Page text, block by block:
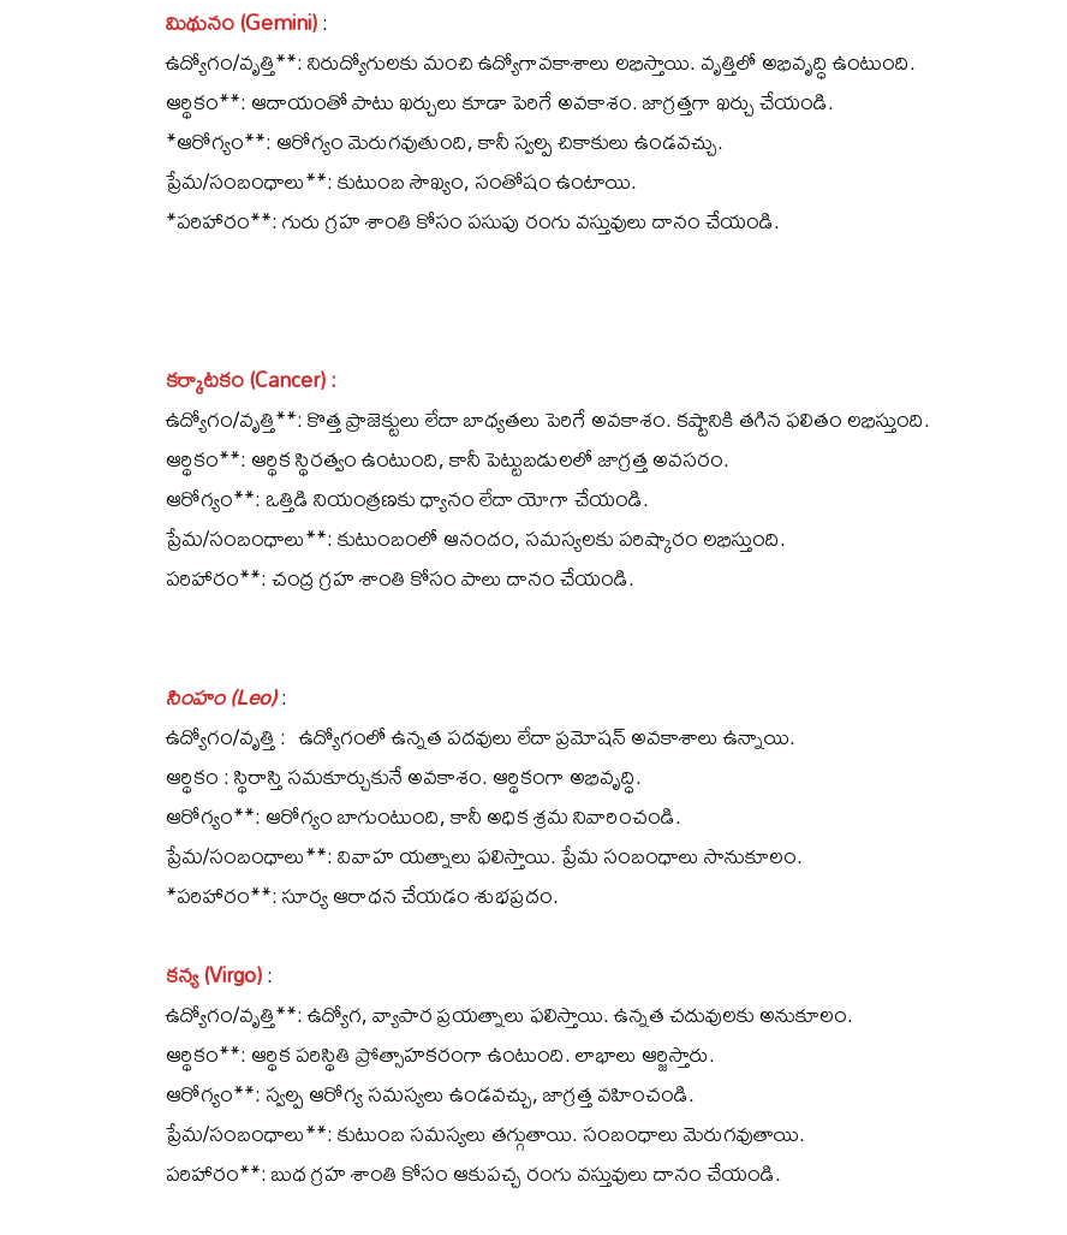
మిథునం (Gemini):
ఉద్యోగం/వృత్తి**: నిరుద్యోగులకు మంచి ఉద్యోగావకాశాలు లభిస్తాయి. వృత్తిలో అభివృద్ధి ఉంటుంది.
ఆర్థికం**: ఆదాయంతో పాటు ఖర్చులు కూడా పెరిగే అవకాశం. జాగ్రత్తగా ఖర్చు చేయండి.
*ఆరోగ్యం**: ఆరోగ్యం మెరుగవుతుంది, కానీ స్వల్ప చికాకులు ఉండవచ్చు.
ప్రేమ/సంబంధాలు**: కుటుంబ సౌఖ్యం, సంతోషం ఉంటాయి.
*పరిహారం**: గురు గ్రహ శాంతి కోసం పసుపు రంగు వస్తువులు దానం చేయండి.
కర్కాటకం (Cancer) :
ఉద్యోగం/వృత్తి**: కొత్త ప్రాజెక్టులు లేదా బాధ్యతలు పెరిగే అవకాశం. కష్టానికి తగిన ఫలితం లభిస్తుంది.
ఆర్థికం**: ఆర్థిక స్థిరత్వం ఉంటుంది, కానీ పెట్టుబడులలో జాగ్రత్త అవసరం.
ఆరోగ్యం**: ఒత్తిడి నియంత్రణకు ధ్యానం లేదా యోగా చేయండి.
ప్రేమ/సంబంధాలు**: కుటుంబంలో ఆనందం, సమస్యలకు పరిష్కారం లభిస్తుంది.
పరిహారం**: చంద్ర గ్రహ శాంతి కోసం పాలు దానం చేయండి.
సింహం (Leo):
ఉద్యోగం/వృత్తి : ఉద్యోగంలో ఉన్నత పదవులు లేదా ప్రమోషన్ అవకాశాలు ఉన్నాయి.
ఆర్థికం : స్థిరాస్తి సమకూర్చుకునే అవకాశం. ఆర్థికంగా అభివృద్ధి.
ఆరోగ్యం**: ఆరోగ్యం బాగుంటుంది, కానీ అధిక శ్రమ నివారించండి.
ప్రేమ/సంబంధాలు**: వివాహ యత్నాలు ఫలిస్తాయి. ప్రేమ సంబంధాలు సానుకూలం.
*పరిహారం**: సూర్య ఆరాధన చేయడం శుభప్రదం.
కన్య (Virgo):
ఉద్యోగం/వృత్తి**: ఉద్యోగ, వ్యాపార ప్రయత్నాలు ఫలిస్తాయి. ఉన్నత చదువులకు అనుకూలం.
ఆర్థికం**: ఆర్థిక పరిస్థితి ప్రోత్సాహకరంగా ఉంటుంది. లాభాలు ఆర్జిస్తారు.
ఆరోగ్యం**: స్వల్ప ఆరోగ్య సమస్యలు ఉండవచ్చు, జాగ్రత్త వహించండి.
ప్రేమ/సంబంధాలు**: కుటుంబ సమస్యలు తగ్గుతాయి. సంబంధాలు మెరుగవుతాయి.
పరిహారం**: బుధ గ్రహ శాంతి కోసం ఆకుపచ్చ రంగు వస్తువులు దానం చేయండి.